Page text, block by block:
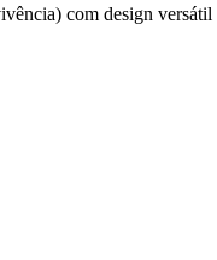
com design